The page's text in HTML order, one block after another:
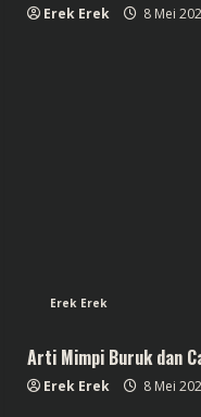
Erek Erek 8 Mei
Erek Erek
Arti Mimpi Buruk dan
Erek Erek 8 Mei